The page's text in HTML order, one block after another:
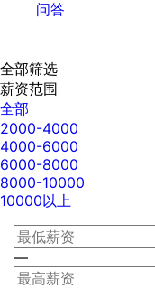
问答
全部筛选
薪资范围
全部
2000-4000
4000-6000
6000-8000
8000-10000
10000以上
—